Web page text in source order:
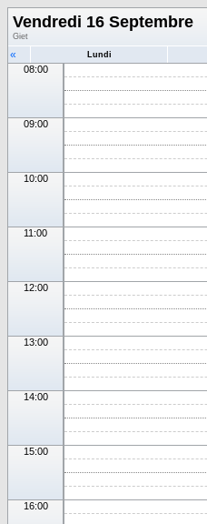
Vendredi 16 Septembre
Giet
« Lundi
08:00
09:00
10:00
11:00
12:00
13:00
14:00
15:00
16:00